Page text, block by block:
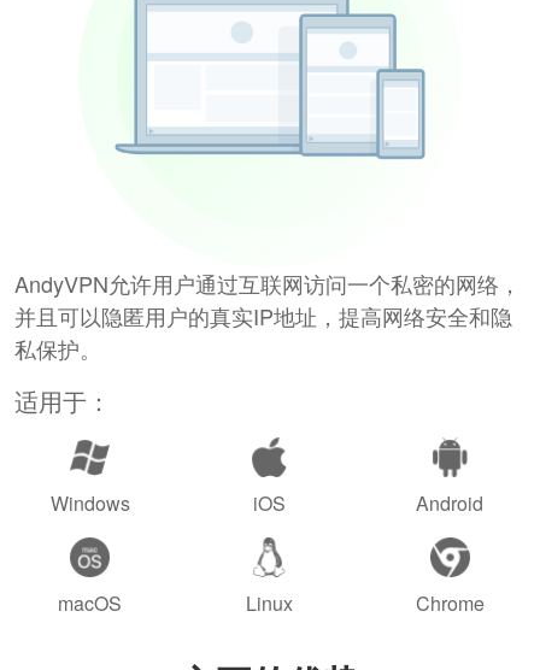
AndyVPN允许用户通过互联网访问一个私密的网络，
并且可以隐匿用户的真实IP地址，提高网络安全和隐
私保护。
适用于：
Windows iOS Android
macOS Linux Chrome